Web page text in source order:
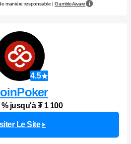
manière responsable |GambleAware
4.5
% jusqu'à ₮ 1 100
Le Site